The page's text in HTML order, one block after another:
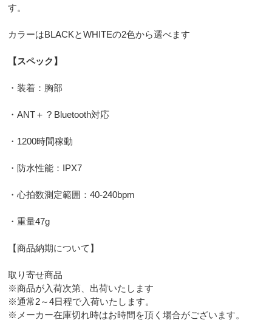
す。
カラーはBLACKとWHITEの2色から選べます
【スペック】
・装着：胸部
・ANT＋ ? Bluetooth対応
・1200時間稼動
・防水性能：IPX7
・心拍数測定範囲：40-240bpm
・重量47g
【商品納期について】
取り寄せ商品
※商品が入荷次第、出荷いたします
※通常2～4日程で入荷いたします。
※メーカー在庫切れ時はお時間を頂く場合がございます。